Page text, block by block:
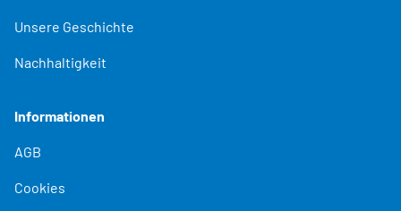
Unsere Geschichte
Nachhaltigkeit
Informationen
AGB
Cookies